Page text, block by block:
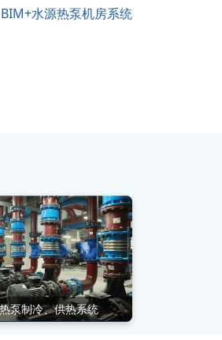
BIM+水源热泵机房系统
泵制冷、供热系统